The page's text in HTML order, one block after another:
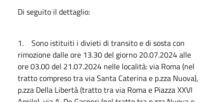
Di seguito il dettaglio:
1. Sono istituiti i divieti di transito e di sosta con
rimozione dalle ore 13.30 del giorno 20.07.2024 alle
ore 03.00 del 21.07.2024 nelle località: via Roma (nel
tratto compreso tra via Santa Caterina e p.zza Nuova),
p.zza Della Libertà (tratto tra via Roma e Piazza XXVI